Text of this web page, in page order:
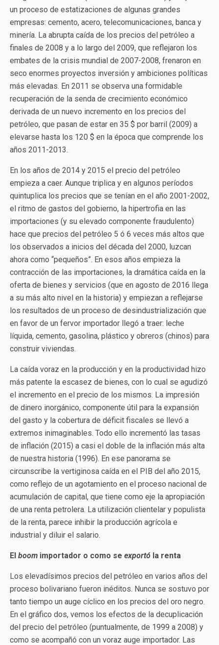
un proceso de estatizaciones de algunas grandes
empresas: cemento, acero, telecomunicaciones, banca y
minería. La abrupta caída de los precios del petróleo a
finales de 2008 y a lo largo del 2009, que reflejaron los
embates de la crisis mundial de 2007-2008, frenaron en
seco enormes proyectos inversión y ambiciones políticas
más elevadas. En 2011 se observa una formidable
recuperación de la senda de crecimiento económico
derivada de un nuevo incremento en los precios del
petróleo, que pasan de estar en 35 $ por barril (2009) a
elevarse hasta los 120 $ en la época que comprende los
años 2011-2013.
En los años de 2014 y 2015 el precio del petróleo
empieza a caer. Aunque triplica y en algunos períodos
quintuplica los precios que se tenían en el año 2001-2002,
el ritmo de gastos del gobierno, la hipertrofia en las
importaciones (y su elevado componente fraudulento)
hace que precios del petróleo 5 ó 6 veces más altos que
los observados a inicios del década del 2000, luzcan
ahora como “pequeños”. En esos años empieza la
contracción de las importaciones, la dramática caída en la
oferta de bienes y servicios (que en agosto de 2016 llega
a su más alto nivel en la historia) y empiezan a reflejarse
los resultados de un proceso de desindustrialización que
en favor de un fervor importador llegó a traer: leche
líquida, cemento, gasolina, plástico y obreros (chinos) para
construir viviendas.
La caída voraz en la producción y en la productividad hizo
más patente la escasez de bienes, con lo cual se agudizó
el incremento en el precio de los mismos. La impresión
de dinero inorgánico, componente útil para la expansión
del gasto y la cobertura de déficit fiscales se llevó a
extremos inimaginables. Todo ello incrementó las tasas
de inflación (2015) a casi el doble de la inflación más alta
de nuestra historia (1996). En ese panorama se
circunscribe la vertiginosa caída en el PIB del año 2015,
como reflejo de un agotamiento en el proceso nacional de
acumulación de capital, que tiene como eje la apropiación
de una renta petrolera. La utilización clientelar y populista
de la renta, parece inhibir la producción agrícola e
industrial y diluir el salario.
El boom importador o como se exportó la renta
Los elevadísimos precios del petróleo en varios años del
proceso bolivariano fueron inéditos. Nunca se sostuvo por
tanto tiempo un auge cíclico en los precios del oro negro.
En el gráfico dos, vemos los efectos de la decuplicación
del precio del petróleo (puntualmente, de 1999 a 2008) y
como se acompañó con un voraz auge importador. Las